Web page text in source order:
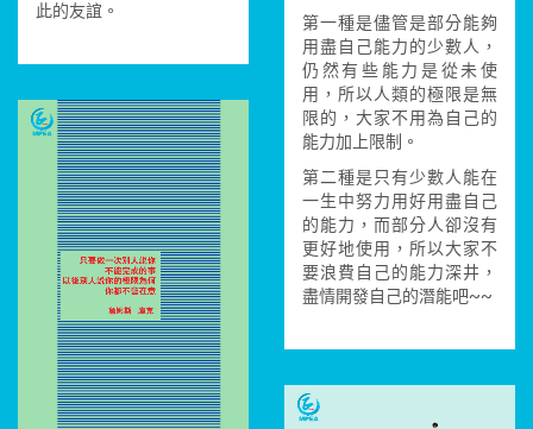
此的友誼。
第一種是儘管是部分能夠
用盡自己能力的少數人，
仍然有些能力是從未使
用，所以人類的極限是無
限的，大家不用為自己的
能力加上限制。
第二種是只有少數人能在
一生中努力用好用盡自己
的能力，而部分人卻沒有
更好地使用，所以大家不
要浪費自己的能力深井，
盡情開發自己的潛能吧~~